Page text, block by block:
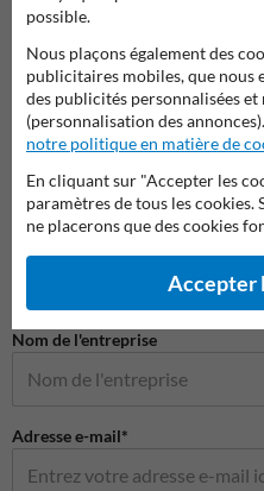
Rubans de marquage au sol
Poser votre question à
Nom de l'entreprise
Adresse e-mail*
possible.
Nous plaçons également des
publicitaires mobiles, que
des publicités personnalisées et
(personnalisation des
notre politique en matière de
En cliquant sur "Accepter les
paramètres de tous les cookies.
ne placerons que des cookies
Accepter